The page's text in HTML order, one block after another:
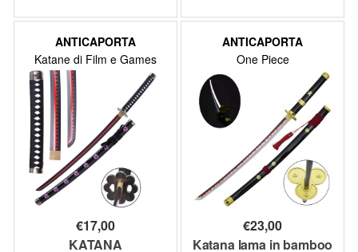
SERIE ONE PIECE
68CM (ZS513DSZ)
ANTICAPORTA
Katane di Film e Games
€17,00
KATANA
ANTICAPORTA
One Piece
€23,00
Katana lama in bamboo